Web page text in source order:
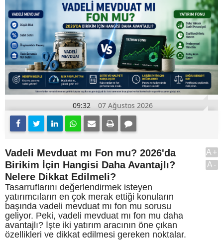
09:32 07 Ağustos 2026
Vadeli Mevduat mı Fon mu? 2026'da
Birikim İçin Hangisi Daha Avantajlı?
Nelere Dikkat Edilmeli?
Tasarruflarını değerlendirmek isteyen
yatırımcıların en çok merak ettiği konuların
başında vadeli mevduat mı fon mu sorusu
geliyor. Peki, vadeli mevduat mı fon mu daha
avantajlı? İşte iki yatırım aracının öne çıkan
özellikleri ve dikkat edilmesi gereken noktalar.
A+
A-